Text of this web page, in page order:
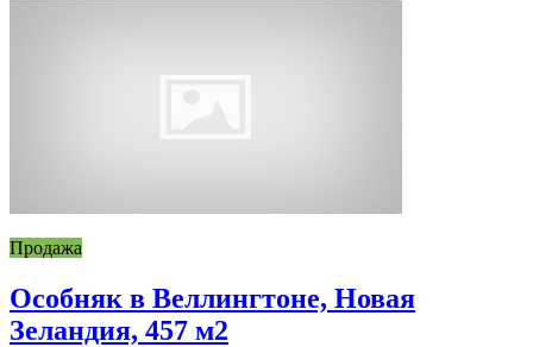
Продажа
Особняк в Веллингтоне, Новая
Зеландия, 457 м2